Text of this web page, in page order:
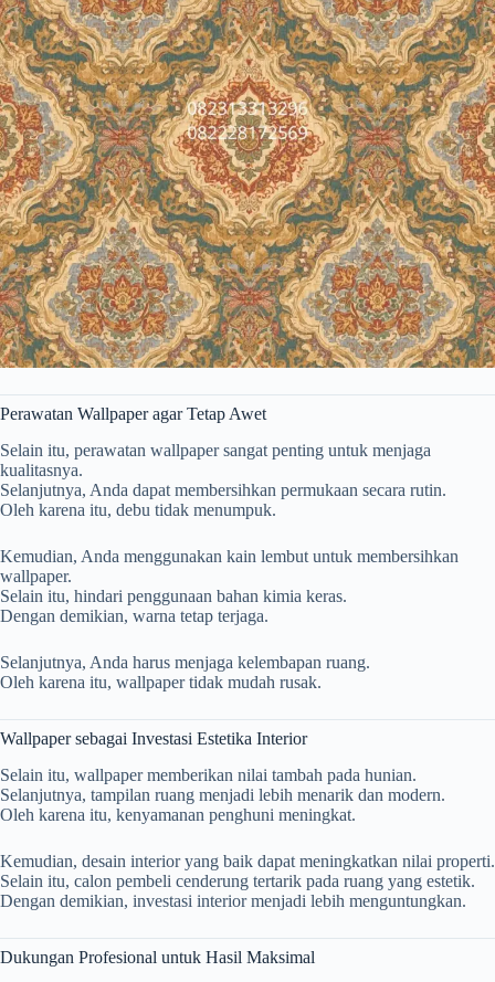
Perawatan Wallpaper agar Tetap Awet
Selain itu, perawatan wallpaper sangat penting untuk menjaga
kualitasnya.
Selanjutnya, Anda dapat membersihkan permukaan secara rutin.
Oleh karena itu, debu tidak menumpuk.
Kemudian, Anda menggunakan kain lembut untuk membersihkan
wallpaper.
Selain itu, hindari penggunaan bahan kimia keras.
Dengan demikian, warna tetap terjaga.
Selanjutnya, Anda harus menjaga kelembapan ruang.
Oleh karena itu, wallpaper tidak mudah rusak.
Wallpaper sebagai Investasi Estetika Interior
Selain itu, wallpaper memberikan nilai tambah pada hunian.
Selanjutnya, tampilan ruang menjadi lebih menarik dan modern.
Oleh karena itu, kenyamanan penghuni meningkat.
Kemudian, desain interior yang baik dapat meningkatkan nilai properti.
Selain itu, calon pembeli cenderung tertarik pada ruang yang estetik.
Dengan demikian, investasi interior menjadi lebih menguntungkan.
Dukungan Profesional untuk Hasil Maksimal